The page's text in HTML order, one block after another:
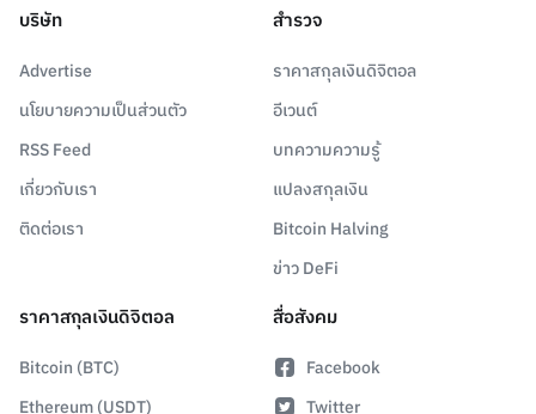
บริษัท
Advertise
นโยบายความเป็นส่วนตัว
RSS Feed
เกี่ยวกับเรา
ติดต่อเรา
สำรวจ
ราคาสกุลเงินดิจิตอล
อีเวนต์
บทความความรู้
แปลงสกุลเงิน
Bitcoin Halving
ข่าว DeFi
ราคาสกุลเงินดิจิตอล
Bitcoin (BTC)
Ethereum (USDT)
สื่อสังคม
Facebook
Twitter